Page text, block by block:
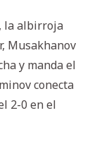
la albirroja
Musakhanov
y manda el
conecta
2-0 en el